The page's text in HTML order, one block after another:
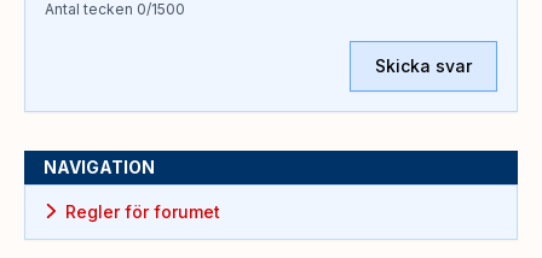
Antal tecken 0/1500
Skicka svar
NAVIGATION
Regler för forumet